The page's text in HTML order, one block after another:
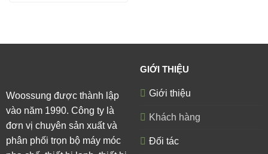
Woossung được thành lập
vào năm 1990. Công ty là
đơn vị chuyên sản xuất và
phân phối trọn bộ máy móc
GIỚI THIỆU
Giới thiệu
Khách hàng
Đối tác